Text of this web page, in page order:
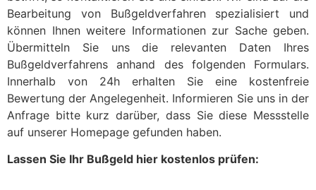
Bearbeitung von Bußgeldverfahren spezialisiert und
können Ihnen weitere Informationen zur Sache geben.
Übermitteln Sie uns die relevanten Daten Ihres
Bußgeldverfahrens anhand des folgenden Formulars.
Innerhalb von 24h erhalten Sie eine kostenfreie
Bewertung der Angelegenheit. Informieren Sie uns in der
Anfrage bitte kurz darüber, dass Sie diese Messstelle
auf unserer Homepage gefunden haben.
Lassen Sie Ihr Bußgeld hier kostenlos prüfen: